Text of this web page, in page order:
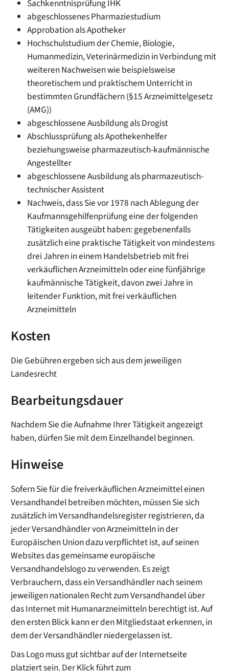
Sachkenntnisprüfung IHK
abgeschlossenes Pharmaziestudium
Approbation als Apotheker
Hochschulstudium der Chemie, Biologie,
Humanmedizin, Veterinärmedizin in Verbindung mit
weiteren Nachweisen wie beispielsweise
theoretischem und praktischem Unterricht in
bestimmten Grundfächern (§15 Arzneimittelgesetz
(AMG))
abgeschlossene Ausbildung als Drogist
Abschlussprüfung als Apothekenhelfer
beziehungsweise pharmazeutisch-kaufmännische
Angestellter
abgeschlossene Ausbildung als pharmazeutisch-
technischer Assistent
Nachweis, dass Sie vor 1978 nach Ablegung der
Kaufmannsgehilfenprüfung eine der folgenden
Tätigkeiten ausgeübt haben: gegebenenfalls
zusätzlich eine praktische Tätigkeit von mindestens
drei Jahren in einem Handelsbetrieb mit frei
verkäuflichen Arzneimitteln oder eine fünfjährige
kaufmännische Tätigkeit, davon zwei Jahre in
leitender Funktion, mit frei verkäuflichen
Arzneimitteln
Kosten
Die Gebühren ergeben sich aus dem jeweiligen
Landesrecht
Bearbeitungsdauer
Nachdem Sie die Aufnahme Ihrer Tätigkeit angezeigt
haben, dürfen Sie mit dem Einzelhandel beginnen.
Hinweise
Sofern Sie für die freiverkäuflichen Arzneimittel einen
Versandhandel betreiben möchten, müssen Sie sich
zusätzlich im Versandhandelsregister registrieren, da
jeder Versandhändler von Arzneimitteln in der
Europäischen Union dazu verpflichtet ist, auf seinen
Websites das gemeinsame europäische
Versandhandelslogo zu verwenden. Es zeigt
Verbrauchern, dass ein Versandhändler nach seinem
jeweiligen nationalen Recht zum Versandhandel über
das Internet mit Humanarzneimitteln berechtigt ist. Auf
den ersten Blick kann er den Mitgliedstaat erkennen, in
dem der Versandhändler niedergelassen ist.
Das Logo muss gut sichtbar auf der Internetseite
platziert sein. Der Klick führt zum